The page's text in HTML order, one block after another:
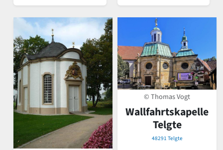
© Thomas Vogt
Wallfahrtskapelle
Telgte
48291 Telgte